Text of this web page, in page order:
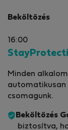
Beköltözés
16:00
Minden
automatikusan
csomagunk.
Beköltözés
biztosítva,